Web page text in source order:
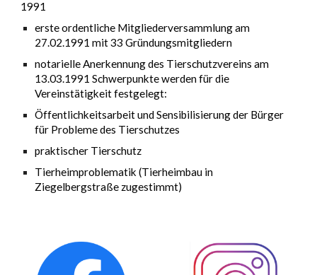
1991
erste ordentliche Mitgliederversammlung am
27.02.1991 mit 33 Gründungsmitgliedern
notarielle Anerkennung des Tierschutzvereins am
13.03.1991 Schwerpunkte werden für die
Vereinstätigkeit festgelegt:
Öffentlichkeitsarbeit und Sensibilisierung der Bürger
für Probleme des Tierschutzes
praktischer Tierschutz
Tierheimproblematik (Tierheimbau in
Ziegelbergstraße zugestimmt)